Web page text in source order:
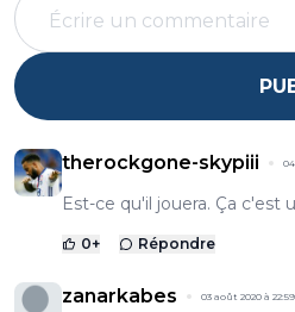
therockgone-skypiii
Est-ce qu'il jouera. Ça c'est
0+ Répondre
zanarkabes 03 août 2020 à 22:59